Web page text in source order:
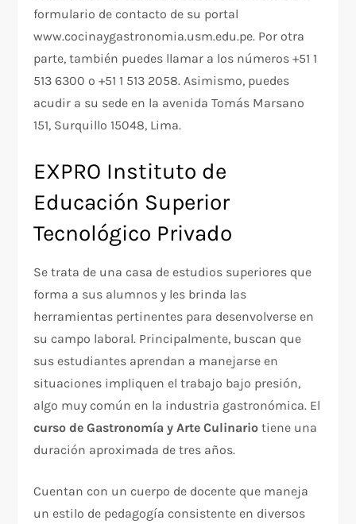
formulario de contacto de su portal
www.cocinaygastronomia.usm.edu.pe. Por otra
parte, también puedes llamar a los números +51 1
513 6300 o +51 1 513 2058. Asimismo, puedes
acudir a su sede en la avenida Tomás Marsano
151, Surquillo 15048, Lima.
EXPRO Instituto de
Educación Superior
Tecnológico Privado
Se trata de una casa de estudios superiores que
forma a sus alumnos y les brinda las
herramientas pertinentes para desenvolverse en
su campo laboral. Principalmente, buscan que
sus estudiantes aprendan a manejarse en
situaciones impliquen el trabajo bajo presión,
algo muy común en la industria gastronómica. El
curso de Gastronomía y Arte Culinario tiene una
duración aproximada de tres años.
Cuentan con un cuerpo de docente que maneja
un estilo de pedagogía consistente en diversos